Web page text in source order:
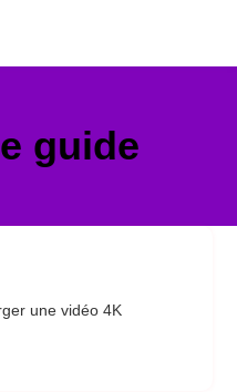
guide
une vidéo 4K